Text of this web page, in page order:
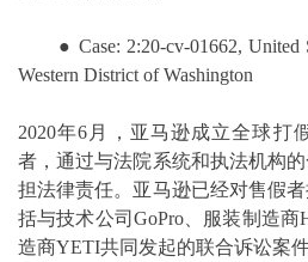
● Case: 2:20-cv-01662, United
Western District of Washington
2020年6月，亚马逊成立全球打
者，通过与法院系统和执法机构
担法律责任。亚马逊已经对售假
括与技术公司GoPro、服装制造商
造商YETI共同发起的联合诉讼案件